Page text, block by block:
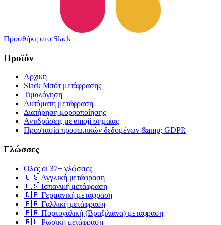
Προσθήκη στο Slack
Προϊόν
Αρχική
Slack Μπότ μετάφρασης
Τιμολόγηση
Αυτόματη μετάφραση
Διατήρηση μορφοποίησης
Αντιδράσεις με emoji σημαίας
Προστασία προσωπικών δεδομένων &amp; GDPR
Γλώσσες
Όλες οι 37+ γλώσσες
🇺🇸 Αγγλική μετάφραση
🇪🇸 Ισπανική μετάφραση
🇩🇪 Γερμανική μετάφραση
🇫🇷 Γαλλική μετάφραση
🇧🇷 Πορτογαλική (Βραζιλιάνα) μετάφραση
🇷🇺 Ρωσική μετάφραση